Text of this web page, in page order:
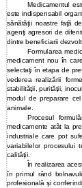
Medicamentul
este indispensabil
sănătăţii noastre faţă
agenţi agresori de
dintre beneficiarii
Formularea
medicament nou în
selectaţi în etapa de
vederea realizării
stabilităţii, purităţii,
modul de preparare
animale.
Procesul
medicamente atât la
industriale care pot
variabilelor procesului
calităţii.
În realizarea
în primul rând
profesională şi